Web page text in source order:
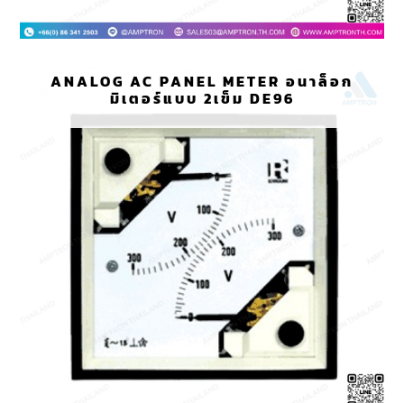
ANALOG AC PANEL METER อนาล็อก
มิเตอร์แบบ 2เข็ม DE96